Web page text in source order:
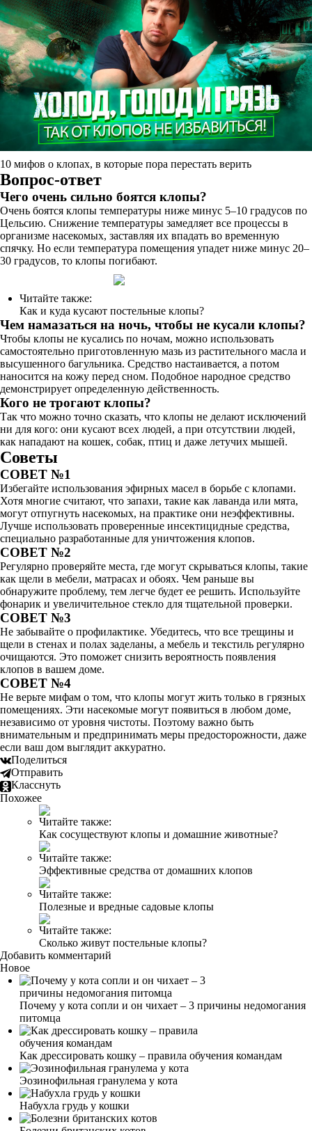
10 мифов о клопах, в которые пора перестать верить
Вопрос-ответ
Чего очень сильно боятся клопы?
Очень боятся клопы температуры ниже минус 5–10 градусов по
Цельсию. Снижение температуры замедляет все процессы в
организме насекомых, заставляя их впадать во временную
спячку. Но если температура помещения упадет ниже минус 20–
30 градусов, то клопы погибают.
Читайте также:
Как и куда кусают постельные клопы?
Чем намазаться на ночь, чтобы не кусали клопы?
Чтобы клопы не кусались по ночам, можно использовать
самостоятельно приготовленную мазь из растительного масла и
высушенного багульника. Средство настаивается, а потом
наносится на кожу перед сном. Подобное народное средство
демонстрирует определенную действенность.
Кого не трогают клопы?
Так что можно точно сказать, что клопы не делают исключений
ни для кого: они кусают всех людей, а при отсутствии людей,
как нападают на кошек, собак, птиц и даже летучих мышей.
Советы
СОВЕТ №1
Избегайте использования эфирных масел в борьбе с клопами.
Хотя многие считают, что запахи, такие как лаванда или мята,
могут отпугнуть насекомых, на практике они неэффективны.
Лучше использовать проверенные инсектицидные средства,
специально разработанные для уничтожения клопов.
СОВЕТ №2
Регулярно проверяйте места, где могут скрываться клопы, такие
как щели в мебели, матрасах и обоях. Чем раньше вы
обнаружите проблему, тем легче будет ее решить. Используйте
фонарик и увеличительное стекло для тщательной проверки.
СОВЕТ №3
Не забывайте о профилактике. Убедитесь, что все трещины и
щели в стенах и полах заделаны, а мебель и текстиль регулярно
очищаются. Это поможет снизить вероятность появления
клопов в вашем доме.
СОВЕТ №4
Не верьте мифам о том, что клопы могут жить только в грязных
помещениях. Эти насекомые могут появиться в любом доме,
независимо от уровня чистоты. Поэтому важно быть
внимательным и предпринимать меры предосторожности, даже
если ваш дом выглядит аккуратно.
Поделиться
Отправить
Класснуть
Похожее
Читайте также:
Как сосуществуют клопы и домашние животные?
Читайте также:
Эффективные средства от домашних клопов
Читайте также:
Полезные и вредные садовые клопы
Читайте также:
Сколько живут постельные клопы?
Добавить комментарий
Новое
Почему у кота сопли и он чихает – 3 причины недомогания
питомца
Как дрессировать кошку – правила обучения командам
Эозинофильная гранулема у кота
Набухла грудь у кошки